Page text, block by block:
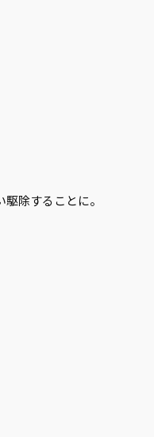
除することに。